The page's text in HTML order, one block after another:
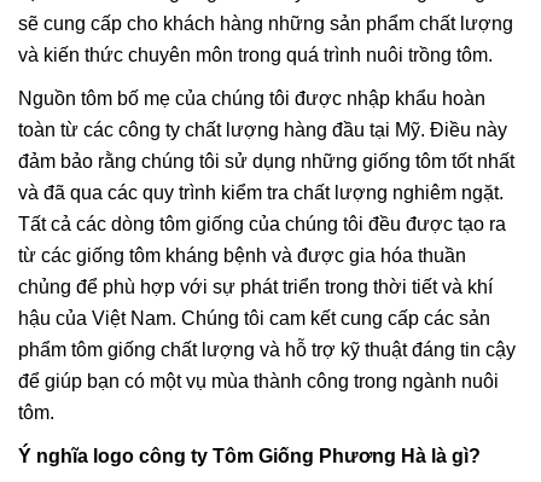
sẽ cung cấp cho khách hàng những sản phẩm chất lượng
và kiến thức chuyên môn trong quá trình nuôi trồng tôm.
Nguồn tôm bố mẹ của chúng tôi được nhập khẩu hoàn
toàn từ các công ty chất lượng hàng đầu tại Mỹ. Điều này
đảm bảo rằng chúng tôi sử dụng những giống tôm tốt nhất
và đã qua các quy trình kiểm tra chất lượng nghiêm ngặt.
Tất cả các dòng tôm giống của chúng tôi đều được tạo ra
từ các giống tôm kháng bệnh và được gia hóa thuần
chủng để phù hợp với sự phát triển trong thời tiết và khí
hậu của Việt Nam. Chúng tôi cam kết cung cấp các sản
phẩm tôm giống chất lượng và hỗ trợ kỹ thuật đáng tin cậy
để giúp bạn có một vụ mùa thành công trong ngành nuôi
tôm.
Ý nghĩa logo công ty Tôm Giống Phương Hà là gì?